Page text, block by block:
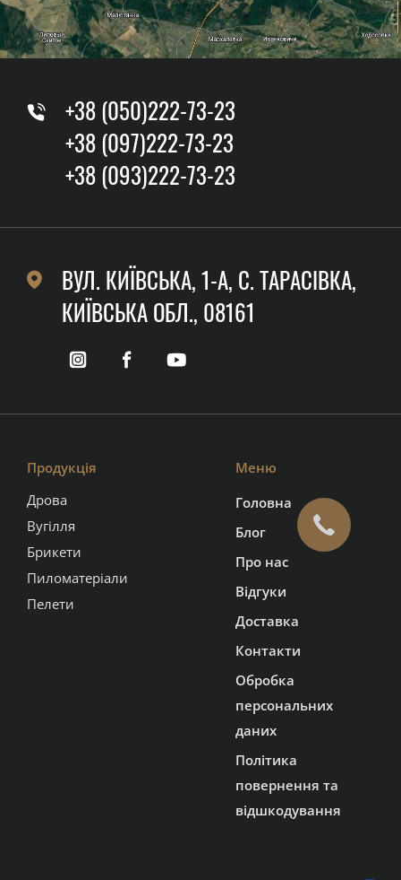
+38 (050)222-73-23
+38 (097)222-73-23
+38 (093)222-73-23
ВУЛ. КИЇВСЬКА, 1-А, C. ТАРАСІВКА,
КИЇВСЬКА ОБЛ., 08161
Продукція
Дрова
Вугілля
Брикети
Пиломатеріали
Пелети
Меню
Головна
Блог
Про нас
Відгуки
Доставка
Контакти
Обробка
персональних
даних
Політика
повернення та
відшкодування